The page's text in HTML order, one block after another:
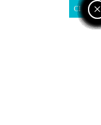
×
×
×
×
CLOSE×
×
×
×
×
×
×
×
×
×
×
×
×
×
×
×
×
×
×
×
×
×
×
×
×
×
×
×
×
×
×
×
×
×
×
×
×